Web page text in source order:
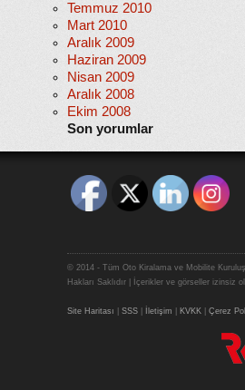
Temmuz 2010
Mart 2010
Aralık 2009
Haziran 2009
Nisan 2009
Aralık 2008
Ekim 2008
Son yorumlar
© 2014 - Tüm Oto Kiralama ve Mobilite
Hakları Saklıdır | İçerikler ve görseller izinsiz
Site Haritası SSS İletişim KVKK Çerez